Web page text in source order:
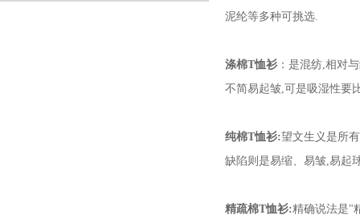
泥纶等多种可挑选.
涤棉T恤衫 ：是混纺,相对
不简易起皱,可是吸湿性要
纯棉T恤衫:望文生义是所
缺陷则是易缩、易皱,易起
精疏棉T恤衫:精确说法是"